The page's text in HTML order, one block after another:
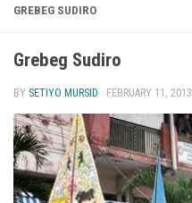
GREBEG SUDIRO
Grebeg Sudiro
BY SETIYO MURSID · FEBRUARY 11, 2013